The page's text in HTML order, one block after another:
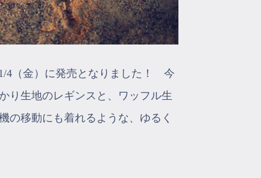
4（金）に発売となりました！ 今
り生地のレギンスと、ワッフル生
の移動にも着れるような、ゆるく